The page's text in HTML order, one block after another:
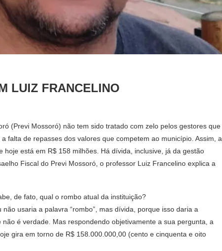
LUIZ FRANCELINO
(Previ Mossoró) não tem sido tratado com zelo pelos gestores que
falta de repasses dos valores que competem ao município. Assim, a
está em R$ 158 milhões. Há dívida, inclusive, já da gestão
Fiscal do Previ Mossoró, o professor Luiz Francelino explica a
de fato, qual o rombo atual da instituição?
usaria a palavra “rombo”, mas dívida, porque isso daria a
é verdade. Mas respondendo objetivamente a sua pergunta, a
gira em torno de R$ 158.000.000,00 (cento e cinquenta e oito